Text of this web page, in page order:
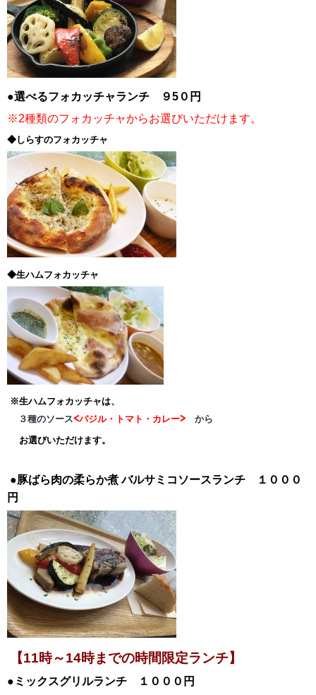
●選べるフォカッチャランチ ９5０円
※2種類のフォカッチャからお選びいただけます。
◆しらすのフォカッチャ
◆生ハムフォカッチャ
※生ハムフォカッチャは、
３種のソース<バジル・トマト・カレー> から
お選びいただけます。
●豚ばら肉の柔らか煮バルサミコソースランチ １０００
円
【11時～14時までの時間限定ランチ】
●ミックスグリルランチ １０００円